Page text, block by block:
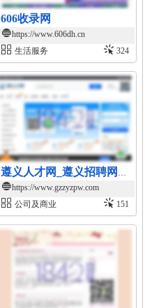
606收录网
https://www.606dh.cn
生活服务
324
遵义人才网_遵义招聘网_遵义找工作就上遵义人才招聘平台!
https://www.gzzyzpw.com
公司及商业
151